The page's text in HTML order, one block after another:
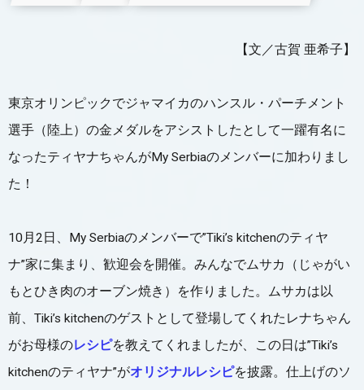
【文／古賀 亜希子】
東京オリンピックでジャマイカのハンスル・パーチメント
選手（陸上）の金メダルをアシストしたとして一躍有名に
なったティヤナちゃんがMy Serbiaのメンバーに加わりまし
た！
10月2日、My Serbiaのメンバーで”Tiki’s kitchenのティヤ
ナ”家に集まり、歓迎会を開催。みんなでムサカ（じゃがい
もとひき肉のオーブン焼き）を作りました。ムサカは以
前、Tiki’s kitchenのゲストとして登場してくれたレナちゃん
がお母様のレシピを教えてくれましたが、この日は”Tiki’s
kitchenのティヤナ”がオリジナルレシピを披露。仕上げのソ